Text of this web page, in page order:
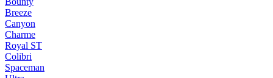
Breeze
Canуon
Charme
Royal ST
Colibri
Spaceman